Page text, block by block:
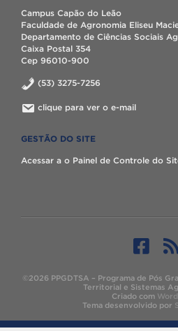
Campus Capão do Leão
Faculdade de Agronomia Eliseu
Departamento de Ciências Sociais
Caixa Postal 354
Cep 96010-900
(53) 3275-7256
clique para ver o e-mail
GESTÃO DO SITE
Acessar a o Painel de Controle do
©2026 PPGDTSA – Programa de Pós
Territorial e Sistemas
Criado com
Tema desenvolvido por